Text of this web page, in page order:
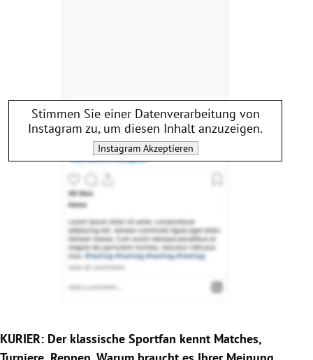
Stimmen Sie einer Datenverarbeitung von
Instagram zu, um diesen Inhalt anzuzeigen.
InstagramAkzeptieren
KURIER: Der klassische Sportfan kennt Matches,